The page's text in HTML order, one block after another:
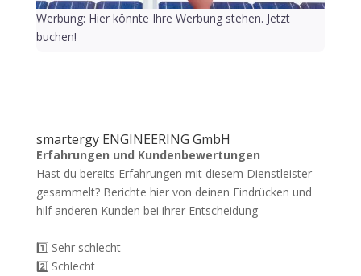
Werbung: Hier könnte Ihre Werbung stehen. Jetzt
buchen!
smartergy ENGINEERING GmbH
Erfahrungen und Kundenbewertungen
Hast du bereits Erfahrungen mit diesem Dienstleister
gesammelt? Berichte hier von deinen Eindrücken und
hilf anderen Kunden bei ihrer Entscheidung
1️⃣ Sehr schlecht
2️⃣ Schlecht